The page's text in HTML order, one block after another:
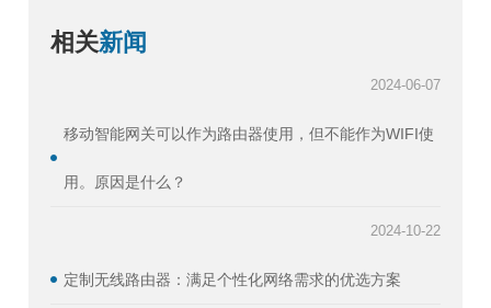
相关新闻
2024-06-07
移动智能网关可以作为路由器使用，但不能作为WIFI使
用。原因是什么？
2024-10-22
定制无线路由器：满足个性化网络需求的优选方案